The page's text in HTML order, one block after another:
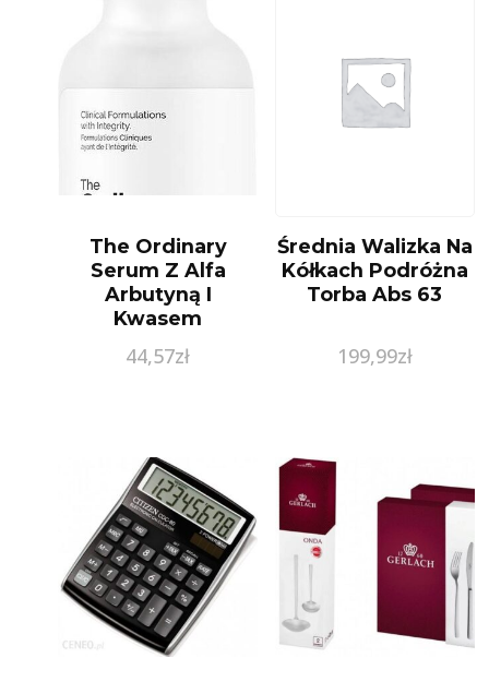
The Ordinary
Serum Z Alfa
Arbutyną I
Kwasem
30Ml
44,57zł
Średnia Walizka Na
Kółkach Podróżna
Torba Abs 63
199,99zł